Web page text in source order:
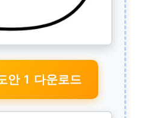
안 1 다운로드